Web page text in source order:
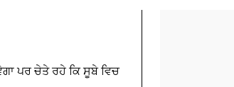
ਪਰ ਚੇਤੇ ਰਹੇ ਕਿ ਸੂਬੇ ਵਿਚ